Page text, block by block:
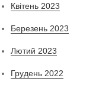
Квітень 2023
Березень 2023
Лютий 2023
Грудень 2022